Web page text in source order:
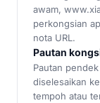
awam,
perkongsian
nota URL.
Pautan
Pautan
diselesaikan
tempoh atau